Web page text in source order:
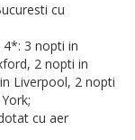
cu
4*: 3 nopti in
2 nopti in
Liverpool, 2 nopti
cu aer